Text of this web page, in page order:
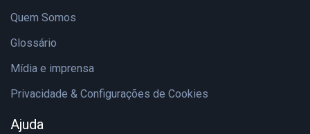
Quem Somos
Glossário
Mídia e imprensa
Privacidade & Configurações de Cookies
Ajuda